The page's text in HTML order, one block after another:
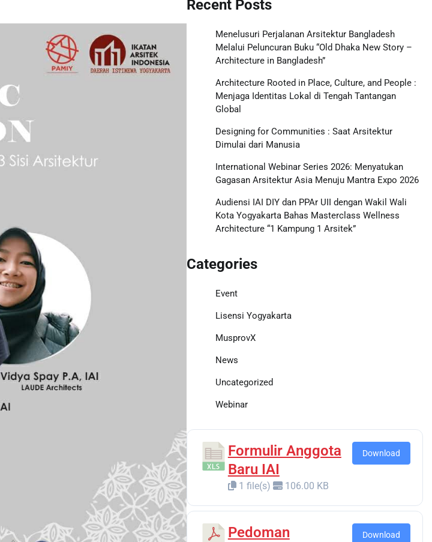
Recent Posts
Menelusuri Perjalanan Arsitektur Bangladesh
Melalui Peluncuran Buku “Old Dhaka New Story –
Architecture in Bangladesh”
Architecture Rooted in Place, Culture, and People :
Menjaga Identitas Lokal di Tengah Tantangan
Global
Designing for Communities : Saat Arsitektur
Dimulai dari Manusia
International Webinar Series 2026: Menyatukan
Gagasan Arsitektur Asia Menuju Mantra Expo 2026
Audiensi IAI DIY dan PPAr UII dengan Wakil Wali
Kota Yogyakarta Bahas Masterclass Wellness
Architecture “1 Kampung 1 Arsitek”
Categories
Event
Lisensi Yogyakarta
MusprovX
News
Uncategorized
Webinar
Formulir Anggota
Baru IAI
1 file(s) 106.00 KB
Download
Pedoman
Download